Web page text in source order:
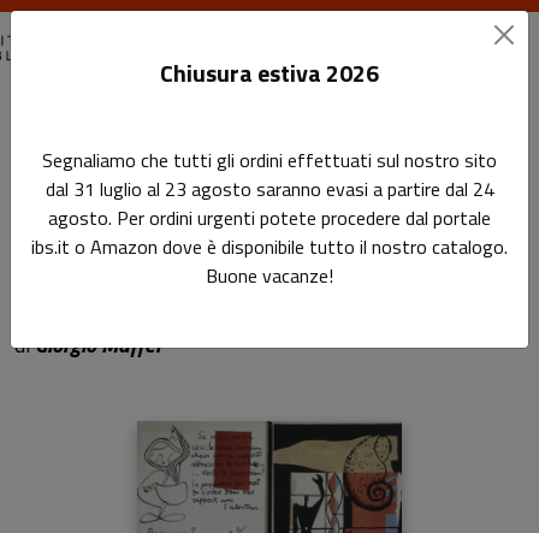
I libri d'artista che hanno
fatto storia
diGiorgio Maffei
Chiusura estiva 2026
Segnaliamo che tutti gli ordini effettuati sul nostro sito
dal 31 luglio al 23 agosto saranno evasi a partire dal 24
agosto. Per ordini urgenti potete procedere dal portale
ibs.it o Amazon dove è disponibile tutto il nostro catalogo.
Buone vacanze!